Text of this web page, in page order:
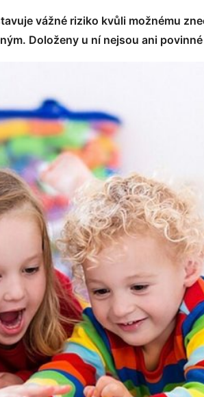
vážné riziko kvůli možnému
Doloženy u ní nejsou ani